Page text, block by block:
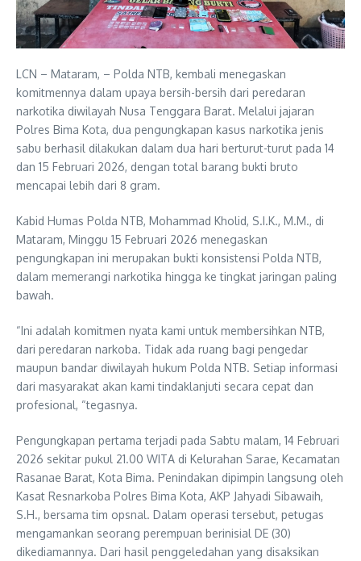
LCN – Mataram, – Polda NTB, kembali menegaskan
komitmennya dalam upaya bersih-bersih dari peredaran
narkotika diwilayah Nusa Tenggara Barat. Melalui jajaran
Polres Bima Kota, dua pengungkapan kasus narkotika jenis
sabu berhasil dilakukan dalam dua hari berturut-turut pada 14
dan 15 Februari 2026, dengan total barang bukti bruto
mencapai lebih dari 8 gram.
Kabid Humas Polda NTB, Mohammad Kholid, S.I.K., M.M., di
Mataram, Minggu 15 Februari 2026 menegaskan
pengungkapan ini merupakan bukti konsistensi Polda NTB,
dalam memerangi narkotika hingga ke tingkat jaringan paling
bawah.
“Ini adalah komitmen nyata kami untuk membersihkan NTB,
dari peredaran narkoba. Tidak ada ruang bagi pengedar
maupun bandar diwilayah hukum Polda NTB. Setiap informasi
dari masyarakat akan kami tindaklanjuti secara cepat dan
profesional, “tegasnya.
Pengungkapan pertama terjadi pada Sabtu malam, 14 Februari
2026 sekitar pukul 21.00 WITA di Kelurahan Sarae, Kecamatan
Rasanae Barat, Kota Bima. Penindakan dipimpin langsung oleh
Kasat Resnarkoba Polres Bima Kota, AKP Jahyadi Sibawaih,
S.H., bersama tim opsnal. Dalam operasi tersebut, petugas
mengamankan seorang perempuan berinisial DE (30)
dikediamannya. Dari hasil penggeledahan yang disaksikan